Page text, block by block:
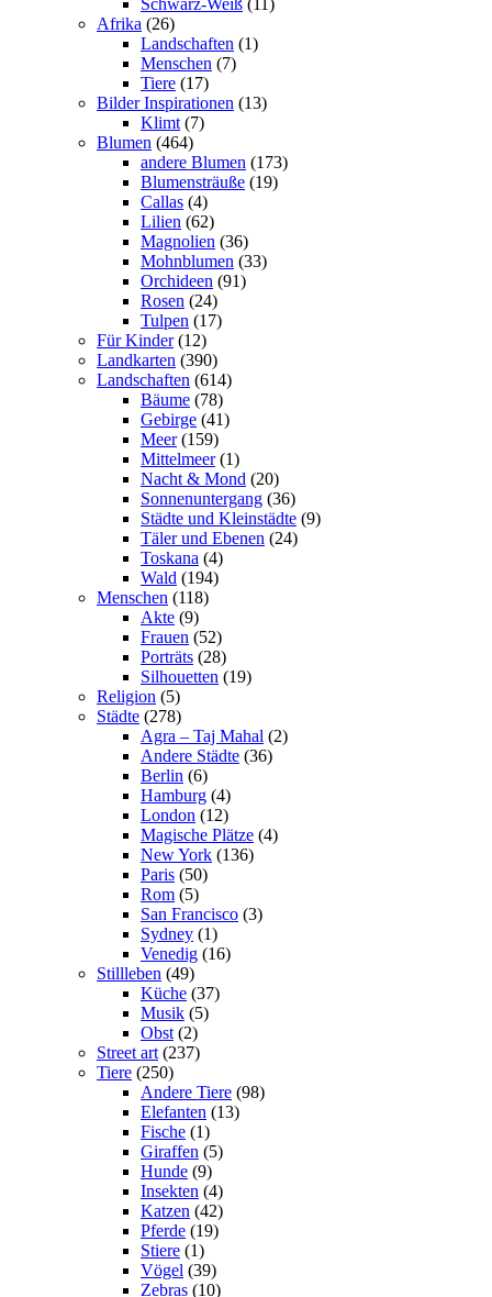
Schwarz-Weiß (11)
Afrika (26)
Landschaften (1)
Menschen (7)
Tiere (17)
Bilder Inspirationen (13)
Klimt (7)
Blumen (464)
andere Blumen (173)
Blumensträuße (19)
Callas (4)
Lilien (62)
Magnolien (36)
Mohnblumen (33)
Orchideen (91)
Rosen (24)
Tulpen (17)
Für Kinder (12)
Landkarten (390)
Landschaften (614)
Bäume (78)
Gebirge (41)
Meer (159)
Mittelmeer (1)
Nacht & Mond (20)
Sonnenuntergang (36)
Städte und Kleinstädte (9)
Täler und Ebenen (24)
Toskana (4)
Wald (194)
Menschen (118)
Akte (9)
Frauen (52)
Porträts (28)
Silhouetten (19)
Religion (5)
Städte (278)
Agra – Taj Mahal (2)
Andere Städte (36)
Berlin (6)
Hamburg (4)
London (12)
Magische Plätze (4)
New York (136)
Paris (50)
Rom (5)
San Francisco (3)
Sydney (1)
Venedig (16)
Stillleben (49)
Küche (37)
Musik (5)
Obst (2)
Street art (237)
Tiere (250)
Andere Tiere (98)
Elefanten (13)
Fische (1)
Giraffen (5)
Hunde (9)
Insekten (4)
Katzen (42)
Pferde (19)
Stiere (1)
Vögel (39)
Zebras (10)